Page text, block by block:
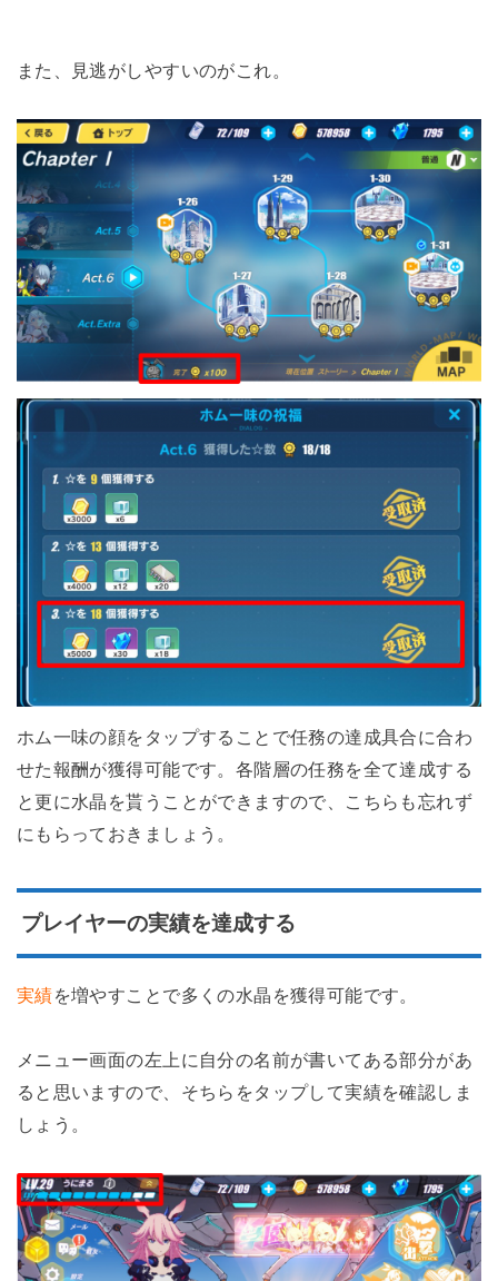
また、見逃がしやすいのがこれ。
ホム一味の顔をタップすることで任務の達成具合に合わ
せた報酬が獲得可能です。各階層の任務を全て達成する
と更に水晶を貰うことができますので、こちらも忘れず
にもらっておきましょう。
プレイヤーの実績を達成する
実績を増やすことで多くの水晶を獲得可能です。
メニュー画面の左上に自分の名前が書いてある部分があ
ると思いますので、そちらをタップして実績を確認しま
しょう。